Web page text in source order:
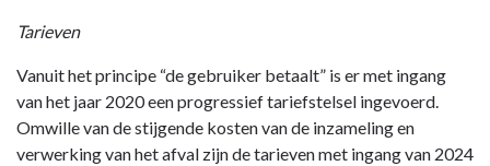
Tarieven
Vanuit het principe “de gebruiker betaalt” is er met ingang
van het jaar 2020 een progressief tariefstelsel ingevoerd.
Omwille van de stijgende kosten van de inzameling en
verwerking van het afval zijn de tarieven met ingang van 2024